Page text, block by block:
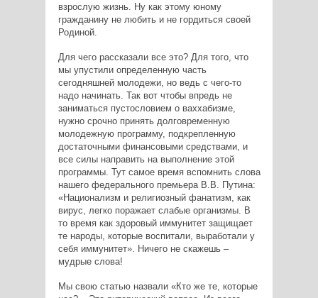
взрослую жизнь. Ну как этому юному
гражданину не любить и не гордиться своей
Родиной.
Для чего рассказали все это? Для того, что
мы упустили определенную часть
сегодняшней молодежи, но ведь с чего-то
надо начинать. Так вот чтобы впредь не
заниматься пустословием о ваххабизме,
нужно срочно принять долговременную
молодежную программу, подкрепленную
достаточными финансовыми средствами, и
все силы направить на выполнение этой
программы. Тут самое время вспомнить слова
нашего федерального премьера В.В. Путина:
«Национализм и религиозный фанатизм, как
вирус, легко поражает слабые организмы. В
то время как здоровый иммунитет защищает
те народы, которые воспитали, выработали у
себя иммунитет». Ничего не скажешь –
мудрые слова!
Мы свою статью назвали «Кто же те, которые